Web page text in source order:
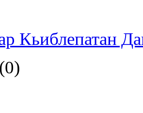
Кьиблепатан
(0)